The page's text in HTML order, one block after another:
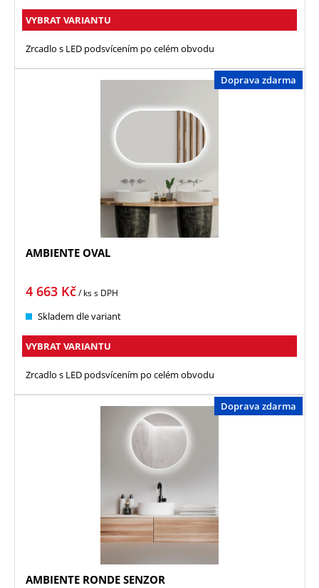
VYBRAT VARIANTU
Zrcadlo s LED podsvícením po celém obvodu
Doprava zdarma
AMBIENTE OVAL
4 663 Kč/ kss DPH
Skladem dle variant
VYBRAT VARIANTU
Zrcadlo s LED podsvícením po celém obvodu
Doprava zdarma
AMBIENTE RONDE SENZOR